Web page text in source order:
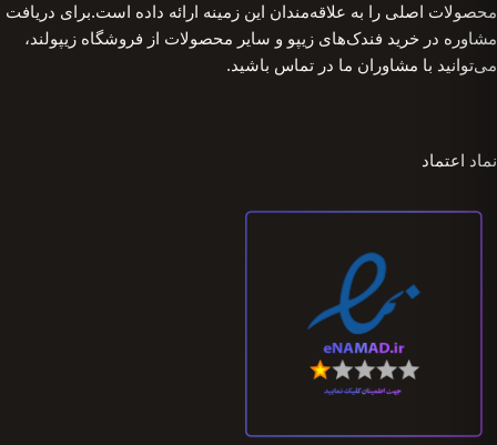
محصولات اصلی را به علاقه‌مندان این زمینه ارائه داده است.برای دریافت
مشاوره در خرید فندک‌های زیپو و سایر محصولات از فروشگاه زیپولند،
می‌توانید با مشاوران ما در تماس باشید.
نماد اعتماد